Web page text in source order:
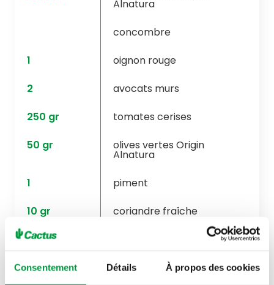
Consentement Détails À propos des cookies
Alnatura
concombre
1
oignon rouge
2
avocats murs
250 gr
tomates cerises
50 gr olives vertes Origin
Alnatura
1
piment
10 gr
coriandre fraîche
5càs huile d'olive vierge extra
Alnatura
jus de citron Alnatura